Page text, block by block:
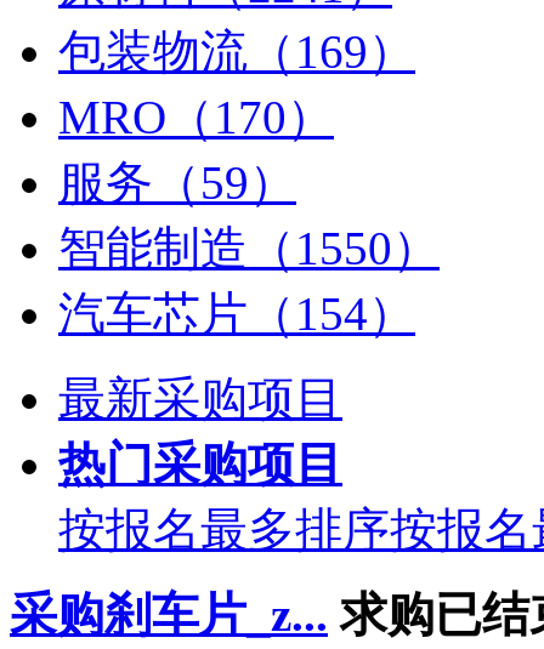
包装物流（169）
MRO（170）
服务（59）
智能制造（1550）
汽车芯片（154）
最新采购项目
热门采购项目
按报名最多排序按报
采购刹车片_z... 求购已结